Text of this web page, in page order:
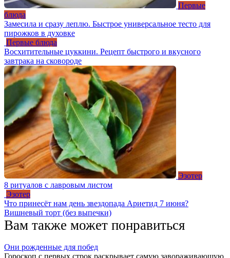
Первые
блюда
Замесила и сразу леплю. Быстрое универсальное тесто для
пирожков в духовке
Первые блюда
Восхитительные цуккини. Рецепт быстрого и вкусного
завтрака на сковороде
Эзотер
8 ритуалов с лавровым листом
Эзотер
Что принесёт нам день звездопада Ариетид 7 июня?
Вишневый торт (без выпечки)
Вам также может понравиться
Они рожденные для побед
Гороскоп с первых строк раскрывает самую завораживающую